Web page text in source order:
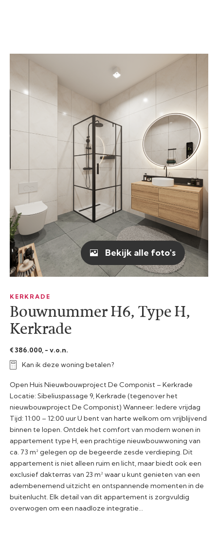
KERKRADE
Bouwnummer H6, Type H,
Kerkrade
€ 386.000, - v.o.n.
Kan ik deze woning betalen?
Open Huis Nieuwbouwproject De Componist – Kerkrade
Locatie: Sibeliuspassage 9, Kerkrade (tegenover het
nieuwbouwproject De Componist) Wanneer: Iedere vrijdag
Tijd: 11:00 – 12:00 uur U bent van harte welkom om vrijblijvend
binnen te lopen. Ontdek het comfort van modern wonen in
appartement type H, een prachtige nieuwbouwwoning van
ca. 73 m² gelegen op de begeerde zesde verdieping. Dit
appartement is niet alleen ruim en licht, maar biedt ook een
exclusief dakterras van 23 m² waar u kunt genieten van een
adembenemend uitzicht en ontspannende momenten in de
buitenlucht. Elk detail van dit appartement is zorgvuldig
overwogen om een naadloze integratie…
Bekijk alle foto's